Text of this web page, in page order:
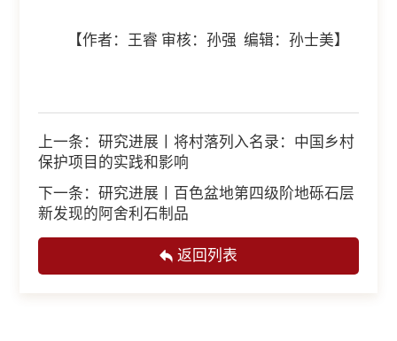
【作者：王睿 审核：孙强 编辑：孙士美】
上一条： 研究进展丨将村落列入名录：中国乡村
保护项目的实践和影响
下一条： 研究进展丨百色盆地第四级阶地砾石层
新发现的阿舍利石制品
返回列表